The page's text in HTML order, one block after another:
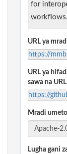
for
URL ya
https://
URL ya
sawa na
https://
Mradi
Lugha gani